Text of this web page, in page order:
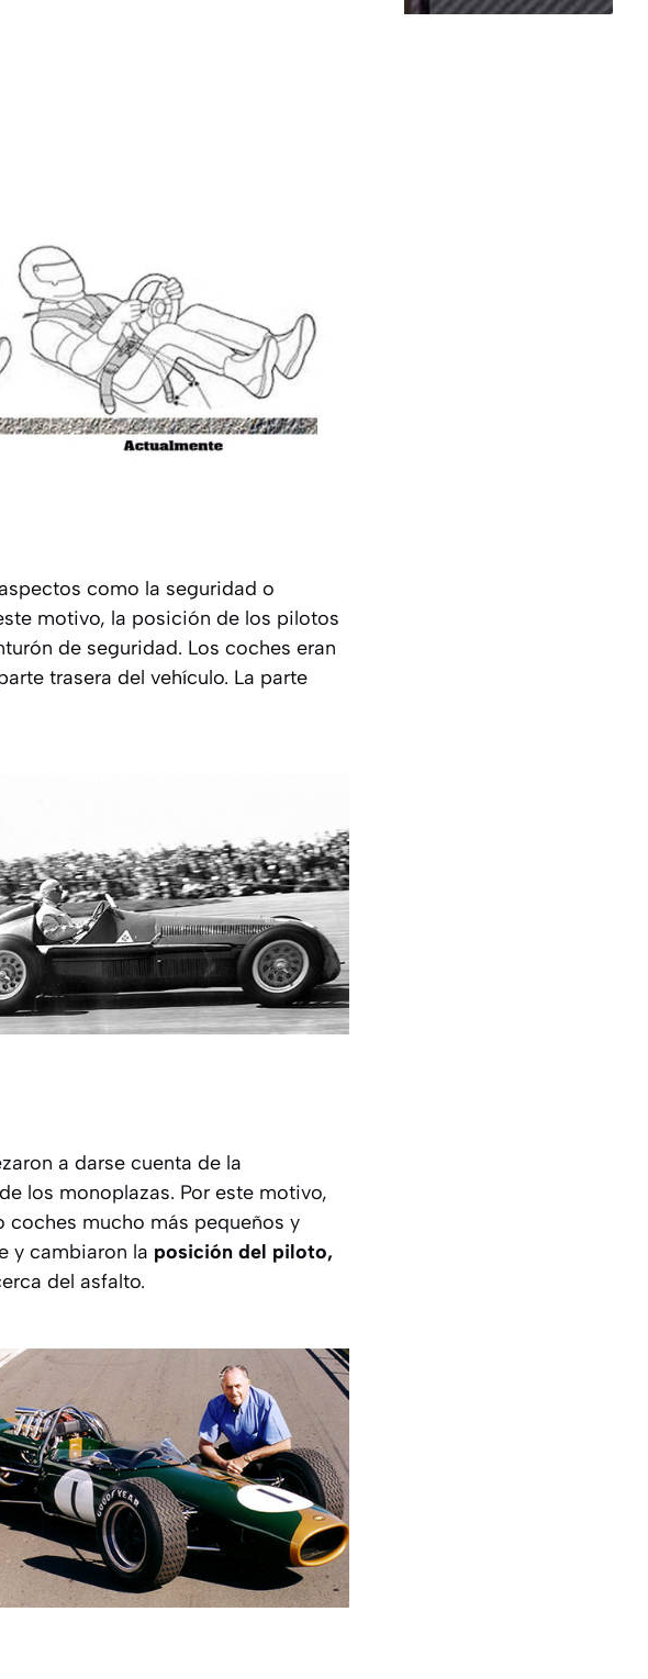
como la seguridad o
motivo, la posición de los pilotos
de seguridad. Los coches eran
trasera del vehículo. La parte
a darse cuenta de la
los monoplazas. Por este motivo,
mucho más pequeños y
y cambiaron la posición del piloto,
del asfalto.